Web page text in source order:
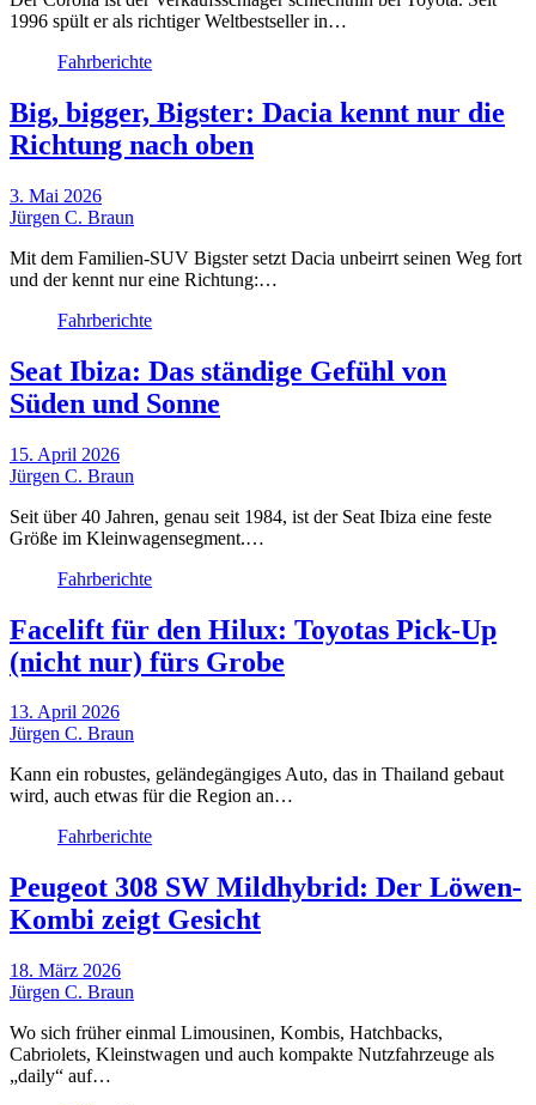
1996 spült er als richtiger Weltbestseller in…
Fahrberichte
Big, bigger, Bigster: Dacia kennt nur die
Richtung nach oben
3. Mai 2026
Jürgen C. Braun
Mit dem Familien-SUV Bigster setzt Dacia unbeirrt seinen Weg fort
und der kennt nur eine Richtung:…
Fahrberichte
Seat Ibiza: Das ständige Gefühl von
Süden und Sonne
15. April 2026
Jürgen C. Braun
Seit über 40 Jahren, genau seit 1984, ist der Seat Ibiza eine feste
Größe im Kleinwagensegment.…
Fahrberichte
Facelift für den Hilux: Toyotas Pick-Up
(nicht nur) fürs Grobe
13. April 2026
Jürgen C. Braun
Kann ein robustes, geländegängiges Auto, das in Thailand gebaut
wird, auch etwas für die Region an…
Fahrberichte
Peugeot 308 SW Mildhybrid: Der Löwen-
Kombi zeigt Gesicht
18. März 2026
Jürgen C. Braun
Wo sich früher einmal Limousinen, Kombis, Hatchbacks,
Cabriolets, Kleinstwagen und auch kompakte Nutzfahrzeuge als
„daily“ auf…